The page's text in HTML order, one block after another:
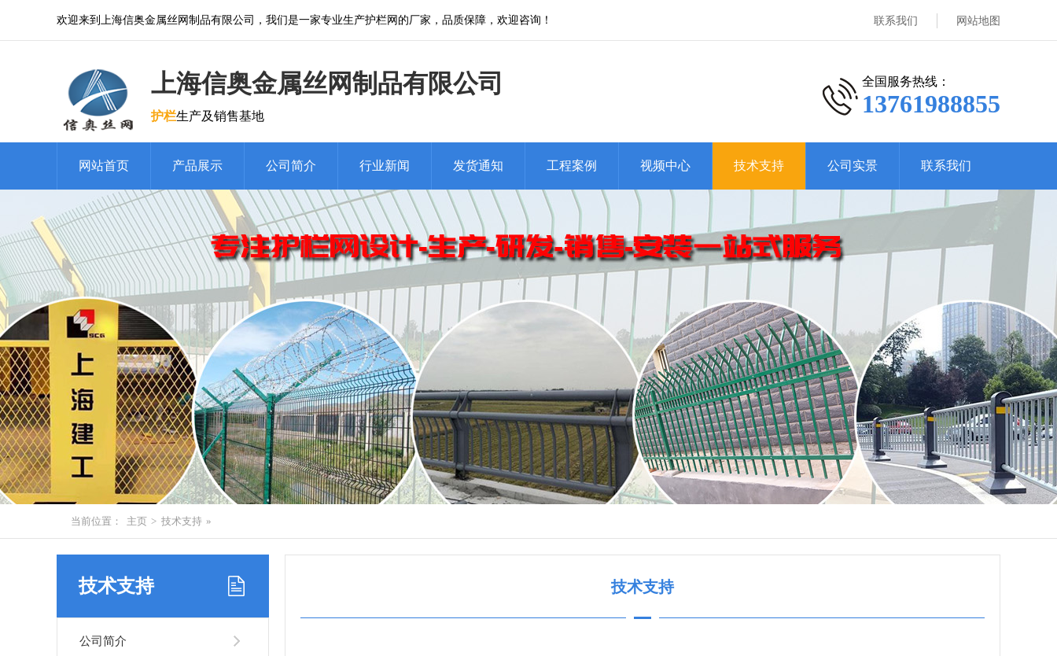
欢迎来到上海信奥金属丝网制品有限公司，我们是一家专业生产护栏网的厂家，品质保障，欢迎咨询！ 联系我们 网站地图
上海信奥金属丝网制品有限公司
护栏生产及销售基地
全国服务热线：
13761988855
网站首页 产品展示 公司简介 行业新闻 发货通知 工程案例 视频中心 技术支持 公司实景 联系我们
当前位置： 主页 > 技术支持 »
技术支持
公司简介
技术支持